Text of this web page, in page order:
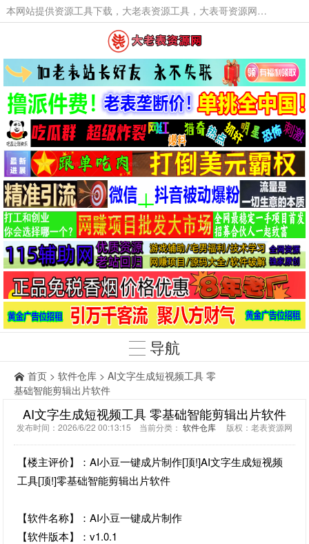
本网站提供资源工具下载，大老表资源工具，大表哥资源网软件工具，大老表资源下载，活动线报福利资源分享,活动线报，大型网游经典游戏，网络热门技术游戏辅助交流与分享。
导航
首页 > 软件仓库 > AI文字生成短视频工具 零
基础智能剪辑出片软件
AI文字生成短视频工具 零基础智能剪辑出片软件
发布时间：2026/6/22 00:13:15 当前分类： 软件仓库 版权：老表资源网
【楼主评价】：AI小豆一键成片制作[顶!]AI文字生成短视频
工具[顶!]零基础智能剪辑出片软件
【软件名称】：AI小豆一键成片制作
【软件版本】：v1.0.1